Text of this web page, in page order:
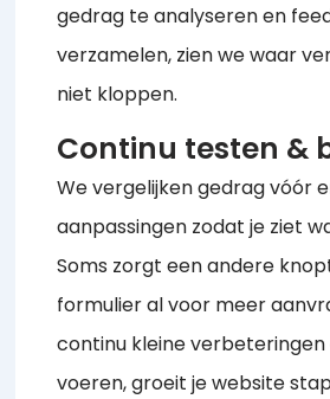
gedrag te analyseren en
verzamelen, zien we waar
niet kloppen.
Continu testen &
We vergelijken gedrag vóór
aanpassingen zodat je ziet
Soms zorgt een andere
formulier al voor meer
continu kleine
voeren, groeit je website